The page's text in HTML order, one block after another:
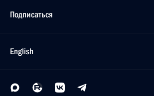
Подписаться
English